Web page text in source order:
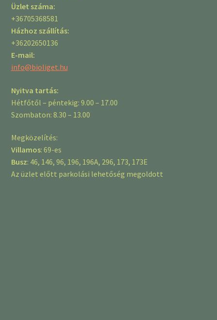
Üzlet száma:
+36705368581
Házhoz szállítás:
+36202650136
E-mail:
info@bioliget.hu
Nyitva tartás:
Hétfőtől – péntekig: 9.00 – 17.00
Szombaton: 8.30 – 13.00
Megközelítés:
Villamos: 69-es
Busz: 46, 146, 96, 196, 196A, 296, 173, 173E
Az üzlet előtt parkolási lehetőség megoldott